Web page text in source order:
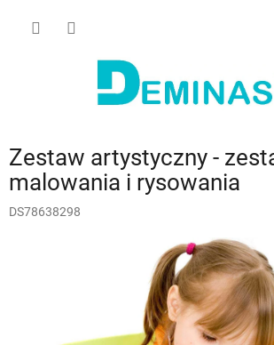
Zestaw artystyczny -
malowania i rysowania
DS78638298